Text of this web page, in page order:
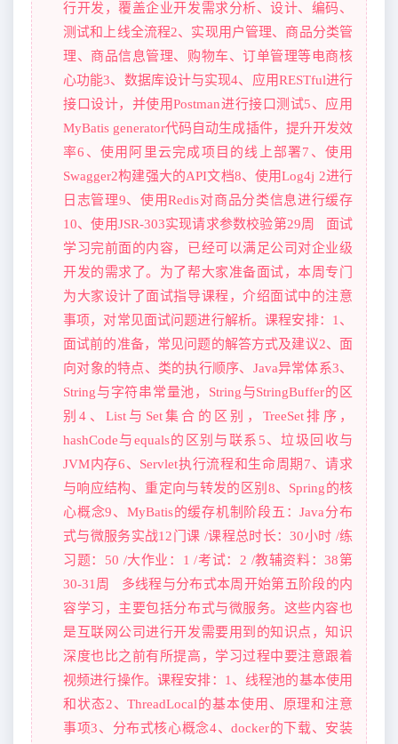
行开发，覆盖企业开发需求分析、设计、编码、
测试和上线全流程2、实现用户管理、商品分类管
理、商品信息管理、购物车、订单管理等电商核
心功能3、数据库设计与实现4、应用RESTful进行
接口设计，并使用Postman进行接口测试5、应用
MyBatis generator代码自动生成插件，提升开发效
率6、使用阿里云完成项目的线上部署7、使用
Swagger2构建强大的API文档8、使用Log4j 2进行
日志管理9、使用Redis对商品分类信息进行缓存
10、使用JSR-303实现请求参数校验第29周 面试
学习完前面的内容，已经可以满足公司对企业级
开发的需求了。为了帮大家准备面试，本周专门
为大家设计了面试指导课程，介绍面试中的注意
事项，对常见面试问题进行解析。课程安排：1、
面试前的准备，常见问题的解答方式及建议2、面
向对象的特点、类的执行顺序、Java异常体系3、
String与字符串常量池，String与StringBuffer的区
别4、List与Set集合的区别，TreeSet排序，
hashCode与equals的区别与联系5、垃圾回收与
JVM内存6、Servlet执行流程和生命周期7、请求
与响应结构、重定向与转发的区别8、Spring的核
心概念9、MyBatis的缓存机制阶段五：Java分布
式与微服务实战12门课 /课程总时长：30小时 /练
习题：50 /大作业：1 /考试：2 /教辅资料：38第
30-31周 多线程与分布式本周开始第五阶段的内
容学习，主要包括分布式与微服务。这些内容也
是互联网公司进行开发需要用到的知识点，知识
深度也比之前有所提高，学习过程中要注意跟着
视频进行操作。课程安排：1、线程池的基本使用
和状态2、ThreadLocal的基本使用、原理和注意
事项3、分布式核心概念4、docker的下载、安装